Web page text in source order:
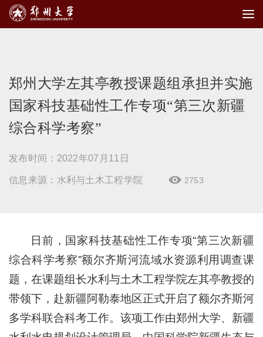
郑州大学左其亭教授课题组承担并实施
国家科技基础性工作专项“第三次新疆
综合科学考察”
发布时间：2022年07月11日
信息来源：水利与土木工程学院  2753
日前，国家科技基础性工作专项“第三次新疆
综合科学考察”额尔齐斯河流域水资源利用调查课
题，在课题组长水利与土木工程学院左其亭教授的
带领下，赴新疆阿勒泰地区正式开启了额尔齐斯河
多学科联合科考工作。该项工作由郑州大学、新疆